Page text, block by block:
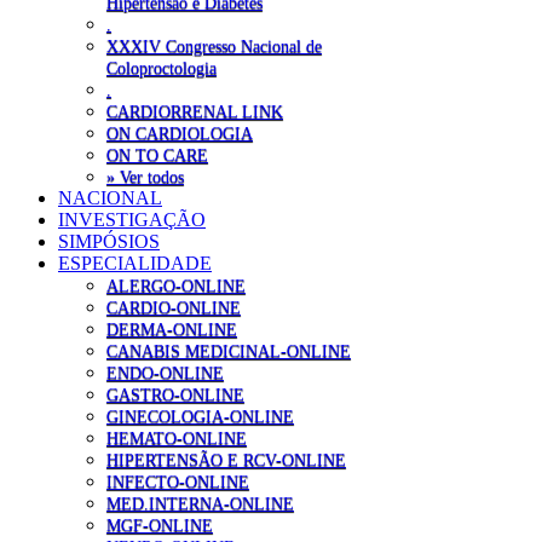
XXXIV Congresso Nacional de
Coloproctologia
CARDIORRENAL LINK
ON CARDIOLOGIA
ON TO CARE
» Ver todos
NACIONAL
INVESTIGAÇÃO
SIMPÓSIOS
ESPECIALIDADE
ALERGO-ONLINE
CARDIO-ONLINE
DERMA-ONLINE
CANABIS MEDICINAL-ONLINE
ENDO-ONLINE
GASTRO-ONLINE
GINECOLOGIA-ONLINE
HEMATO-ONLINE
HIPERTENSÃO E RCV-ONLINE
INFECTO-ONLINE
MED.INTERNA-ONLINE
MGF-ONLINE